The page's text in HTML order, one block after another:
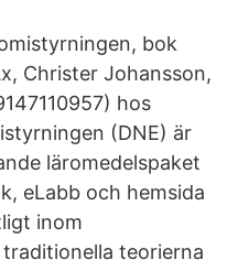
bok
Christer Johansson,
hos
(DNE) är
läromedelspaket
eLabb och hemsida
inom
teorierna